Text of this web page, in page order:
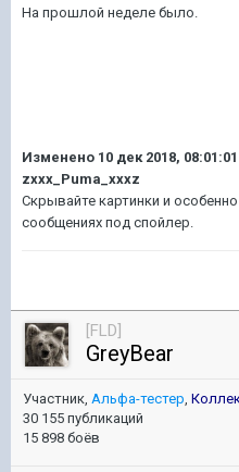
На прошлой неделе было.
Изменено 10 дек 2018, 08:01:01
zxxx_Puma_xxxz
Скрывайте картинки и
сообщениях под спойлер.
[FLD]
GreyBear
Участник, Альфа-тестер
30 155 публикаций
15 898 боёв